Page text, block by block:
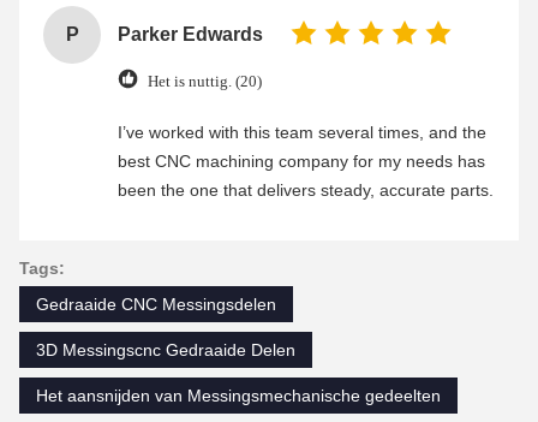
P Parker Edwards
Het is nuttig. (20)
I’ve worked with this team several times, and the
best CNC machining company for my needs has
been the one that delivers steady, accurate parts.
Tags:
Gedraaide CNC Messingsdelen
3D Messingscnc Gedraaide Delen
Het aansnijden van Messingsmechanische gedeelten